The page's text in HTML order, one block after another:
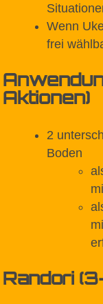
Wenn
frei
Aktionen)
2
Boden
Randori